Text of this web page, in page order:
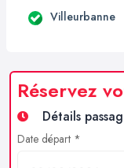
Villeurbanne
Réservez
Détails
Date départ *